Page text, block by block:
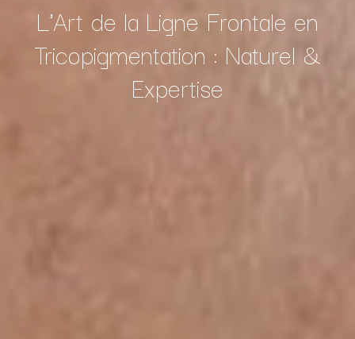
L'Art de la Ligne Frontale en
Tricopigmentation : Naturel &
Expertise